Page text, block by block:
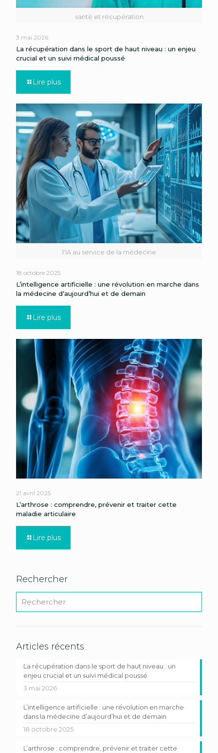
santé et récupération
3 mai 2026
La récupération dans le sport de haut niveau : un enjeu
crucial et un suivi médical poussé
Lire plus
l'IA au service de la médecine
18 octobre 2025
L’intelligence artificielle : une révolution en marche dans
la médecine d’aujourd’hui et de demain
Lire plus
21 avril 2025
L’arthrose : comprendre, prévenir et traiter cette
maladie articulaire
Lire plus
Rechercher
Articles récents
La récupération dans le sport de haut niveau : un
enjeu crucial et un suivi médical poussé
3 mai 2026
L’intelligence artificielle : une révolution en marche
dans la médecine d’aujourd’hui et de demain
18 octobre 2025
L’arthrose : comprendre, prévenir et traiter cette